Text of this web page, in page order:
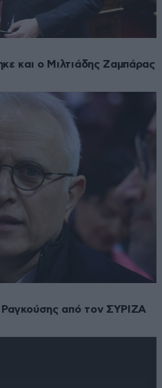
και ο Μιλτιάδης Ζαμπάρας
Ραγκούσης από τον ΣΥΡΙΖΑ